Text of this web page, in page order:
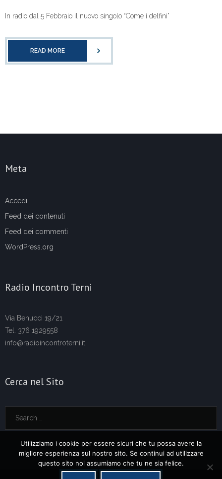
In radio dal 5 Febbraio il nuovo singolo “Come i delfini”
READ MORE
Meta
Accedi
Feed dei contenuti
Feed dei commenti
WordPress.org
Radio Incontro Terni
Via Benucci 19/21
Tel. 376 1929558
info@radioincontroterni.it
Cerca nel Sito
Utilizziamo i cookie per essere sicuri che tu possa avere la
migliore esperienza sul nostro sito. Se continui ad utilizzare
questo sito noi assumiamo che tu ne sia felice.